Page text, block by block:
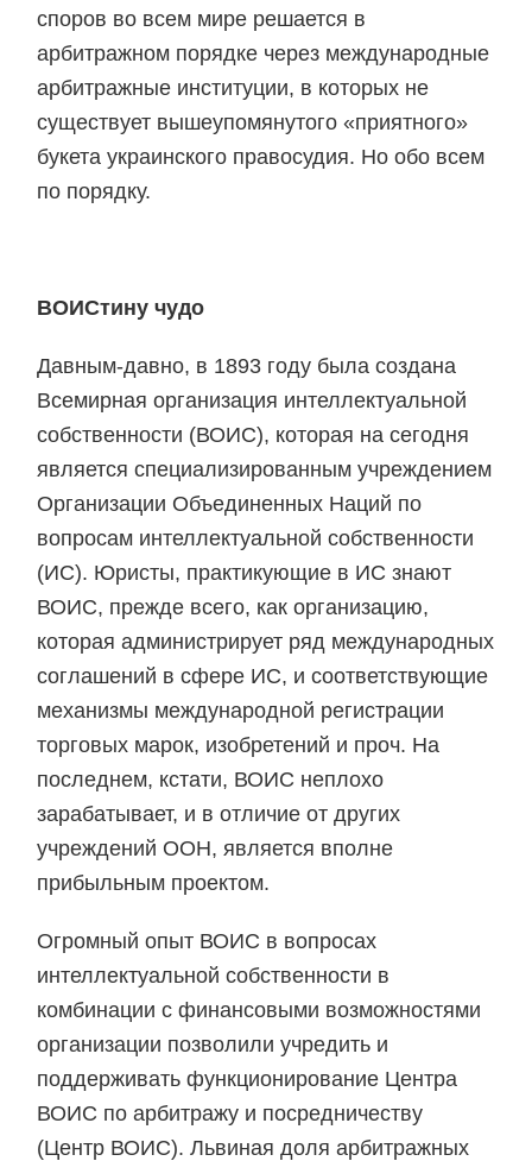
споров во всем мире решается в
арбитражном порядке через международные
арбитражные институции, в которых не
существует вышеупомянутого «приятного»
букета украинского правосудия. Но обо всем
по порядку.
ВОИСтину чудо
Давным-давно, в 1893 году была создана
Всемирная организация интеллектуальной
собственности (ВОИС), которая на сегодня
является специализированным учреждением
Организации Объединенных Наций по
вопросам интеллектуальной собственности
(ИС). Юристы, практикующие в ИС знают
ВОИС, прежде всего, как организацию,
которая администрирует ряд международных
соглашений в сфере ИС, и соответствующие
механизмы международной регистрации
торговых марок, изобретений и проч. На
последнем, кстати, ВОИС неплохо
зарабатывает, и в отличие от других
учреждений ООН, является вполне
прибыльным проектом.
Огромный опыт ВОИС в вопросах
интеллектуальной собственности в
комбинации с финансовыми возможностями
организации позволили учредить и
поддерживать функционирование Центра
ВОИС по арбитражу и посредничеству
(Центр ВОИС). Львиная доля арбитражных